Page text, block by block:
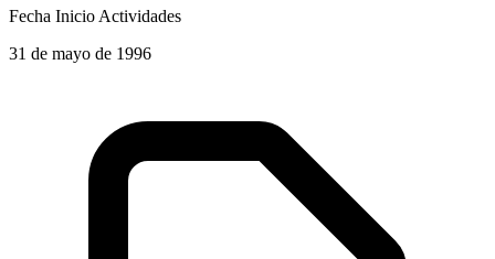
Fecha Inicio Actividades
31 de mayo de 1996